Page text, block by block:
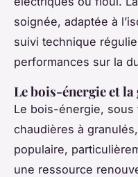
soignée, adaptée à
suivi technique
performances sur la
Le bois-énergie et
Le bois-énergie,
chaudières à
populaire,
une ressource